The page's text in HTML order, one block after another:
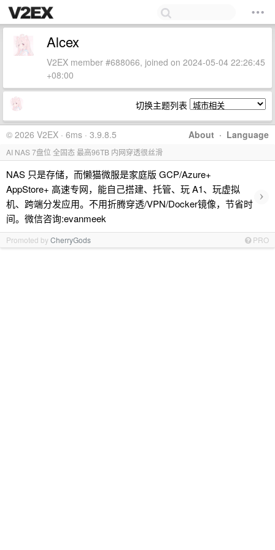
Alcex
V2EX member #688066, joined on 2024-05-04 22:26:45
+08:00
切换主题列表
About · Language
© 2026 V2EX · 6ms · 3.9.8.5
AI NAS 7盘位 全固态 最高96TB 内网穿透很丝滑
NAS 只是存储，而懒猫微服是家庭版 GCP/Azure+
AppStore+ 高速专网，能自己搭建、托管、玩 A1、玩虚拟
机、跨端分发应用。不用折腾穿透/VPN/Docker镜像，节省时
间。微信咨询:evanmeek
›
Promoted byCherryGods PRO